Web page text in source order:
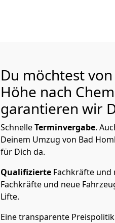
Du möchtest
Höhe nach
garantieren wir
SchnelleTerminvergabe.
Deinem Umzug von Bad
für Dich da.
Qualifizierte Fachkräfte und
Fachkräfte und neue
Lifte.
Eine transparente